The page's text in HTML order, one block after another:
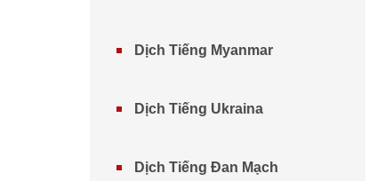
Dịch Tiếng Myanmar
Dịch Tiếng Ukraina
Dịch Tiếng Đan Mạch